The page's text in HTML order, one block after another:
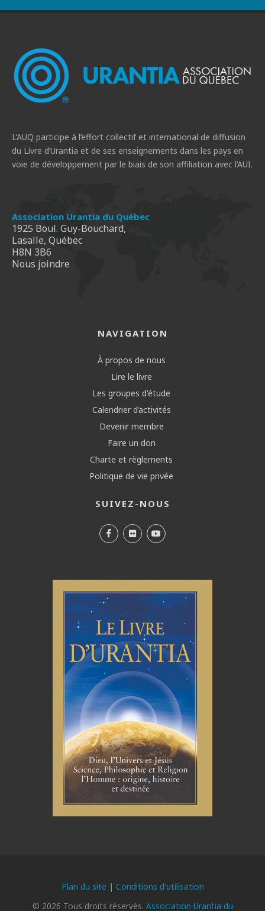
L’AUQ participe à l’effort collectif et international de diffusion
du Livre d’Urantia et de ses enseignements dans les pays en
voie de développement par le biais de son affiliation avec l’AUI.
Association Urantia du Québec
1925 Boul. Guy-Bouchard,
Lasalle, Québec
H8N 3B6
Nous joindre
NAVIGATION
À propos de nous
Lire le livre
Les groupes d'étude
Calendrier d’activités
Devenir membre
Faire un don
Charte et règlements
Politique de vie privée
SUIVEZ-NOUS
Plan du site | Conditions d'utilisation
© 2026 Tous droits réservés. Association Urantia du